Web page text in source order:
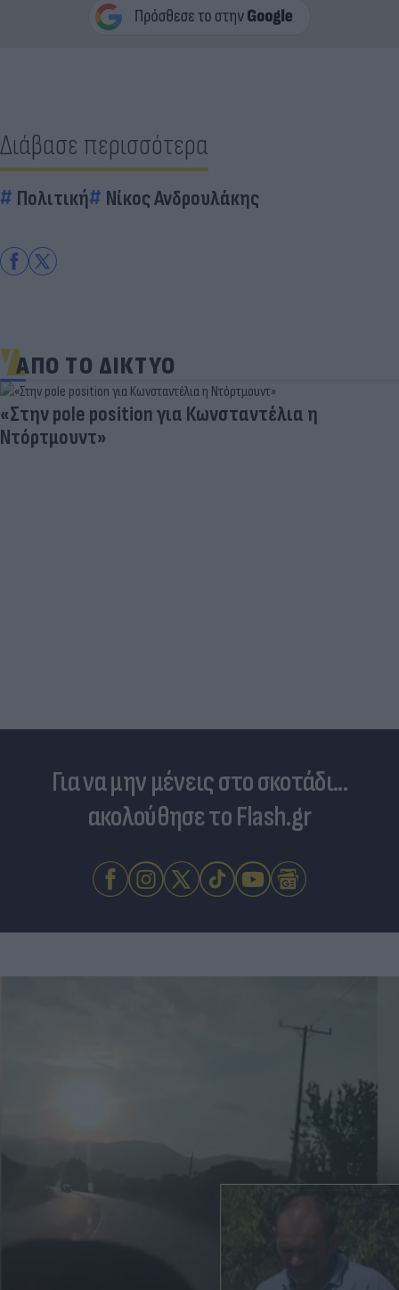
Διάβασε περισσότερα
Πολιτική Νίκος Ανδρουλάκης
ΑΠΟ ΤΟ ΔΙΚΤΥΟ
«Στην pole position για Κωνσταντέλια η
Ντόρτμουντ»
Για να μην μένεις στο σκοτάδι...
ακολούθησε το Flash.gr